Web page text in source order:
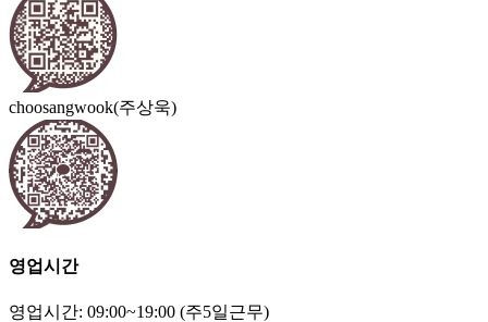
choosangwook(주상욱)
영업시간
영업시간: 09:00~19:00 (주5일근무)